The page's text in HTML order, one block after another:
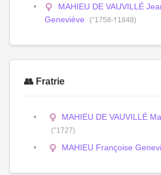
MAHIEU DE VAUVILLÉ
Geneviève
(°1758-†1848)
👥 Fratrie
MAHIEU DE VAUVILLÉ
(°1727)
MAHIEU Françoise